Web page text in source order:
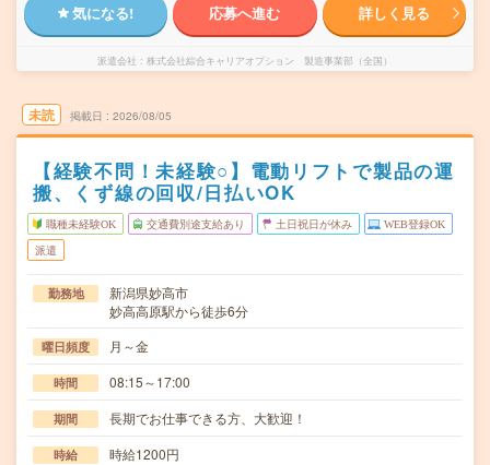
気になる! 応募へ進む 詳しく見る
派遣会社 株式会社綜合キャリアオプション 製造事業部（全国）
未読 掲載日 2026/08/05
【経験不問！未経験○】電動リフトで製品の運
搬、くず線の回収/日払いOK
職種未経験OK 交通費別途支給あり 土日祝日が休み WEB登録OK
派遣
勤務地
新潟県妙高市
妙高高原駅から徒歩6分
曜日頻度 月～金
時間 08:15～17:00
期間 長期でお仕事できる方、大歓迎！
時給 時給1200円